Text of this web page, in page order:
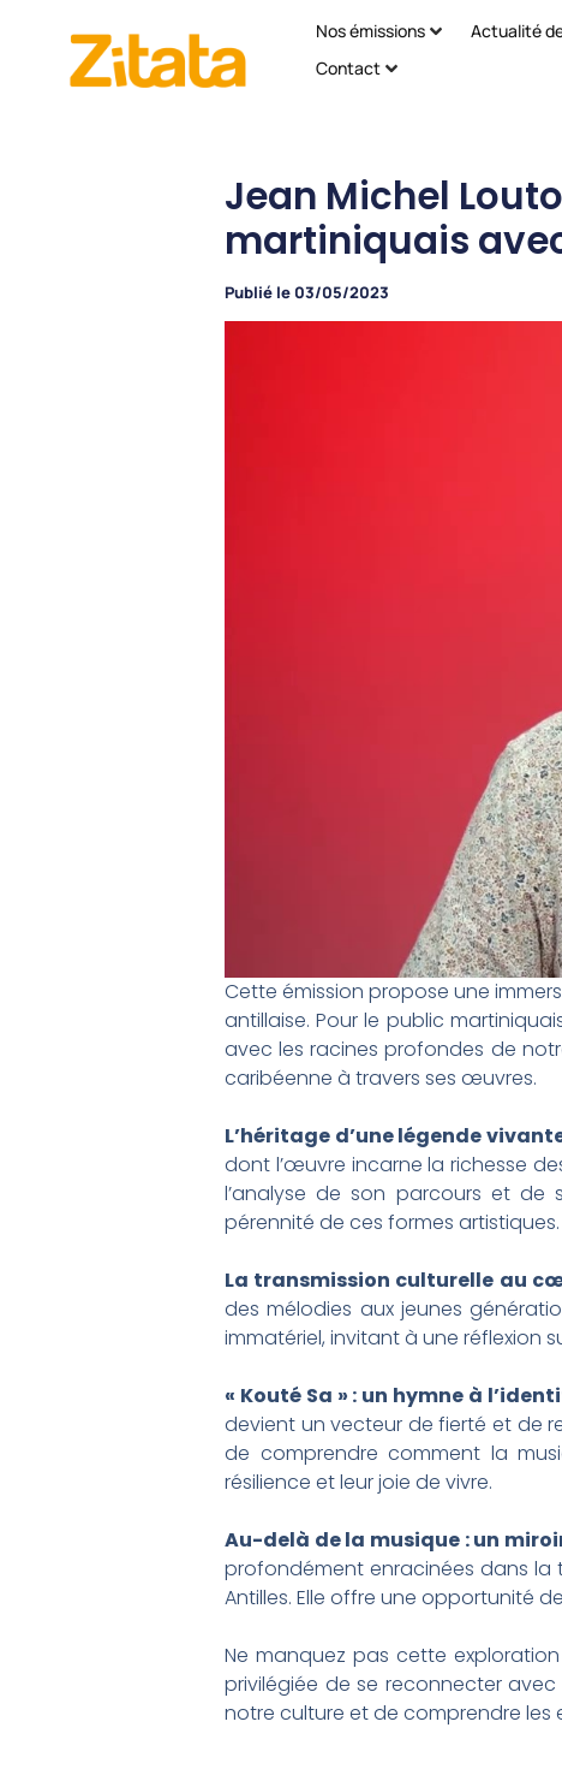
Nos émissions Actualité
Contact
Jean Michel
martiniquais
Publié le 03/05/2023
Cette émission propose une
antillaise. Pour le public
avec les racines profondes de
caribéenne à travers ses œuvres.
L’héritage d’une légende
dont l’œuvre incarne la richesse
l’analyse de son parcours et de
pérennité de ces formes artistiques.
La transmission culturelle au
des mélodies aux jeunes
immatériel, invitant à une réflexion
« Kouté Sa » : un hymne à
devient un vecteur de fierté et de
de comprendre comment la
résilience et leur joie de vivre.
Au-delà de la musique : un
profondément enracinées dans la
Antilles. Elle offre une opportunité
Ne manquez pas cette
privilégiée de se reconnecter
notre culture et de comprendre les